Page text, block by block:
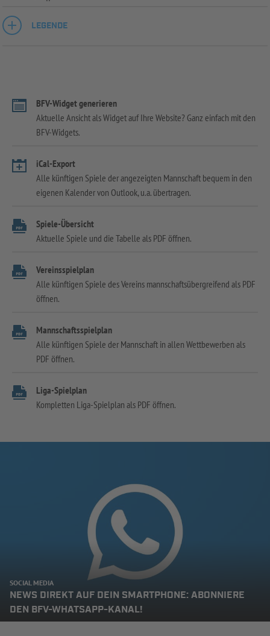
LEGENDE
BFV-Widget generieren
Aktuelle Ansicht als Widget auf Ihre Website? Ganz einfach mit den
BFV-Widgets.
iCal-Export
Alle künftigen Spiele der angezeigten Mannschaft bequem in den
eigenen Kalender von Outlook, u.a. übertragen.
Spiele-Übersicht
Aktuelle Spiele und die Tabelle als PDF öffnen.
Vereinsspielplan
Alle künftigen Spiele des Vereins mannschaftsübergreifend als PDF
öffnen.
Mannschaftsspielplan
Alle künftigen Spiele der Mannschaft in allen Wettbewerben als
PDF öffnen.
Liga-Spielplan
Kompletten Liga-Spielplan als PDF öffnen.
SOCIAL MEDIA
NEWS DIREKT AUF DEIN SMARTPHONE: ABONNIERE
DEN BFV-WHATSAPP-KANAL!